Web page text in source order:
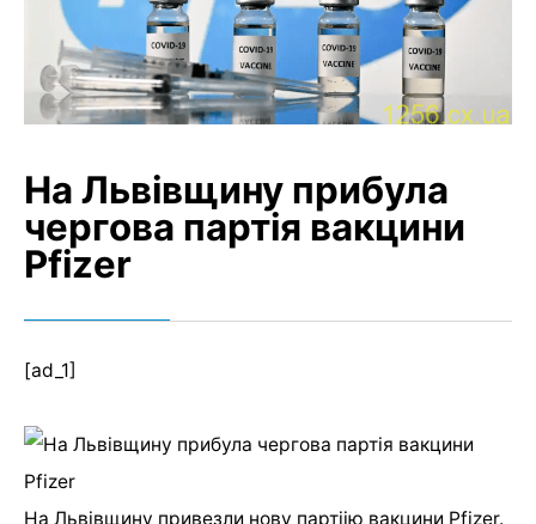
На Львівщину прибула
чергова партія вакцини
Pfizer
[ad_1]
На Львівщину привезли нову партіію вакцини Pfizer.